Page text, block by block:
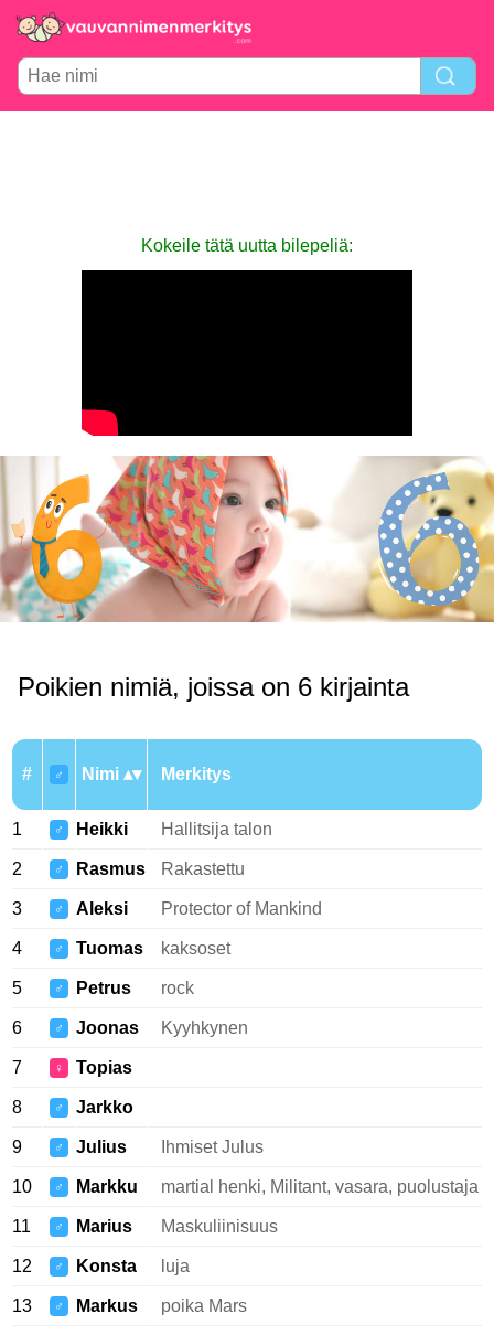
Kokeile tätä uutta bilepeliä:
Poikien nimiä, joissa on 6 kirjainta
# ♂ Nimi Merkitys
1 ♂ Heikki Hallitsija talon
2 ♂ Rasmus Rakastettu
3 ♂ Aleksi Protector of Mankind
4 ♂ Tuomas kaksoset
5 ♂ Petrus rock
6 ♂ Joonas Kyyhkynen
7 ♀ Topias
8 ♂ Jarkko
9 ♂ Julius Ihmiset Julus
10 ♂ Markku martial henki, Militant, vasara, puolustaja
11 ♂ Marius Maskuliinisuus
12 ♂ Konsta luja
13 ♂ Markus poika Mars